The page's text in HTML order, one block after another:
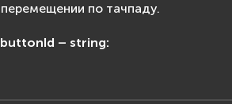
по тачпаду.
– string: